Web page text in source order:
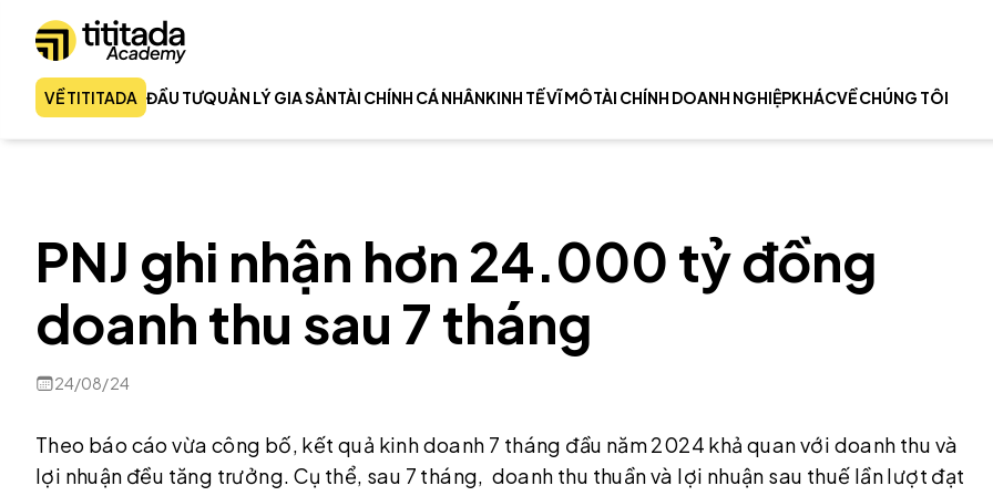
VỀ TITITADA ĐẦU TƯQUẢN LÝ GIA SẢNTÀI CHÍNH CÁ NHÂNKINH TẾ VĨ MÔTÀI CHÍNH DOANH NGHIỆPKHÁCVỀ CHÚNG TÔI
PNJ ghi nhận hơn 24.000 tỷ đồng
doanh thu sau 7 tháng
24/08/24
Theo báo cáo vừa công bố, kết quả kinh doanh 7 tháng đầu năm 2024 khả quan với doanh thu và
lợi nhuận đều tăng trưởng. Cụ thể, sau 7 tháng, doanh thu thuần và lợi nhuận sau thuế lần lượt đạt